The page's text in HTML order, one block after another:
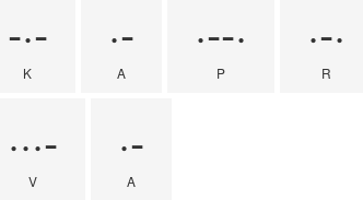
-·-
K
·-
A
·--·
P
·-·
R
···-
V
·-
A